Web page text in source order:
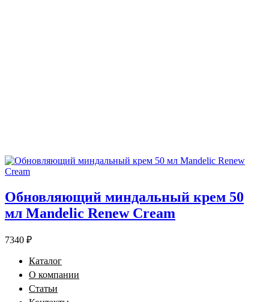
Обновляющий миндальный крем 50
мл Mandelic Renew Cream
7340 ₽
Каталог
О компании
Статьи